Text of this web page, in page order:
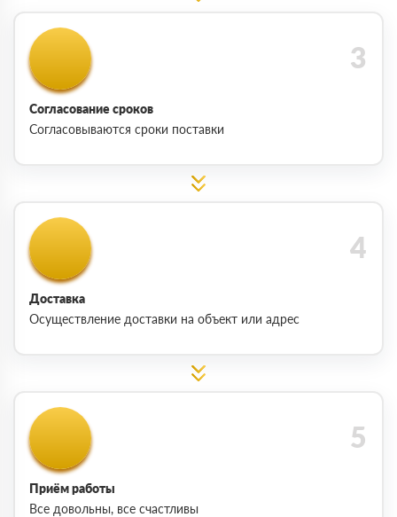
Согласование сроков
Согласовываются сроки поставки
Доставка
Осуществление доставки на объект или адрес
Приём работы
Все довольны, все счастливы